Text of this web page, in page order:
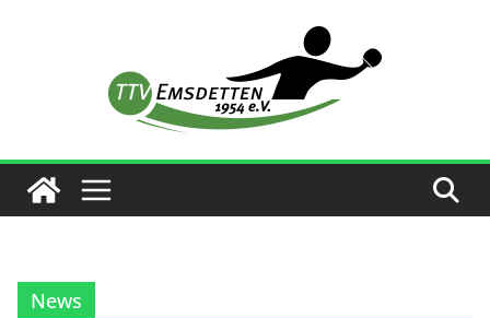
News